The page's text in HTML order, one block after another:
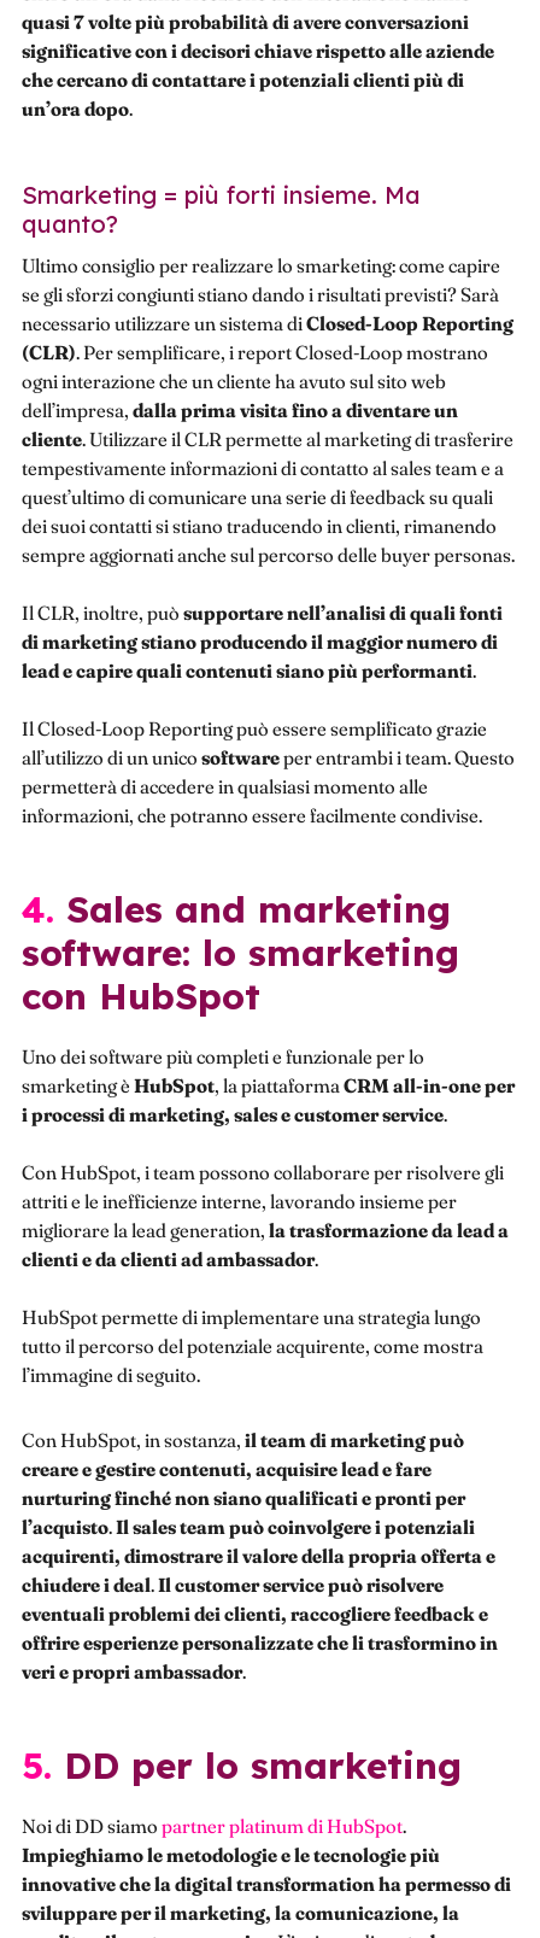
quasi 7 volte più probabilità di avere conversazioni
significative con i decisori chiave rispetto alle aziende
che cercano di contattare i potenziali clienti più di
un’ora dopo.
Smarketing = più forti insieme. Ma
quanto?
Ultimo consiglio per realizzare lo smarketing: come capire
se gli sforzi congiunti stiano dando i risultati previsti? Sarà
necessario utilizzare un sistema diClosed-Loop Reporting
(CLR). Per semplificare, i report Closed-Loop mostrano
ogni interazione che un cliente ha avuto sul sito web
dell’impresa, dalla prima visita fino a diventare un
cliente. Utilizzare il CLR permette al marketing di trasferire
tempestivamente informazioni di contatto al sales team e a
quest’ultimo di comunicare una serie di feedback su quali
dei suoi contatti si stiano traducendo in clienti, rimanendo
sempre aggiornati anche sul percorso delle buyer personas.
Il CLR, inoltre, può supportarenell’analisi di quali fonti
di marketing stiano producendo il maggior numero di
lead e capire quali contenuti siano più performanti.
Il Closed-Loop Reporting può essere semplificato grazie
all’utilizzo di un unico softwareper entrambi i team. Questo
permetterà di accedere in qualsiasi momento alle
informazioni, che potranno essere facilmente condivise.
4. Sales and marketing
software: lo smarketing
con HubSpot
Uno dei software più completi e funzionale per lo
smarketing è HubSpot, la piattaforma CRM all-in-one per
i processi di marketing, sales e customer service.
Con HubSpot, i team possono collaborare per risolvere gli
attriti e le inefficienze interne, lavorando insieme per
migliorare la lead generation, la trasformazione da lead a
clienti e da clienti ad ambassador.
HubSpot permette di implementare una strategia lungo
tutto il percorso del potenziale acquirente, come mostra
l’immagine di seguito.
Con HubSpot, in sostanza, il team di marketing può
creare e gestire contenuti, acquisire lead e fare
nurturing finché non siano qualificati e pronti per
l’acquisto.Il sales team può coinvolgere i potenziali
acquirenti, dimostrare il valore della propria offerta e
chiudere i deal.Il customer service può risolvere
eventuali problemi dei clienti, raccogliere feedback e
offrire esperienze personalizzate che li trasformino in
veri e propri ambassador.
5. DD per lo smarketing
Noi di DD siamo partner platinum di HubSpot.
Impieghiamo le metodologie e le tecnologie più
innovative che la digital transformation ha permesso di
sviluppare per il marketing, la comunicazione, la